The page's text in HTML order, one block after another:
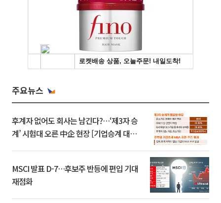
주요뉴스
후계자 없어도 회사는 남긴다?…‘제3자 승
계’ 시험대 오른 中企 현장 [기업승계 대전
MSCI 발표 D-7…후보주 반등에 편입 기대
재점화